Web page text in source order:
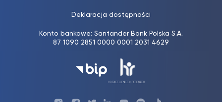
Deklaracja dostępności
Konto bankowe: Santander Bank Polska S.A.
87 1090 2851 0000 0001 2031 4629